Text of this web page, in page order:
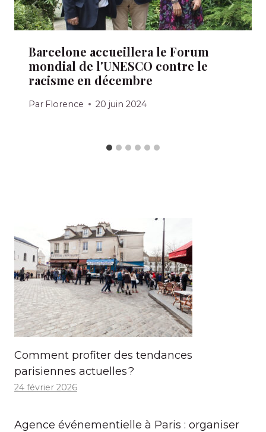
Barcelone accueillera le Forum
mondial de l'UNESCO contre le
racisme en décembre
Par Florence 20 juin 2024
Comment profiter des tendances
parisiennes actuelles ?
24 février 2026
Agence événementielle à Paris : organiser